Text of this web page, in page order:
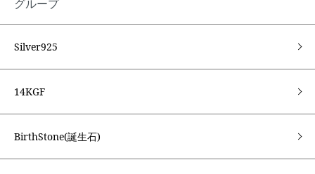
グループ
Silver925
14KGF
BirthStone(誕生石)